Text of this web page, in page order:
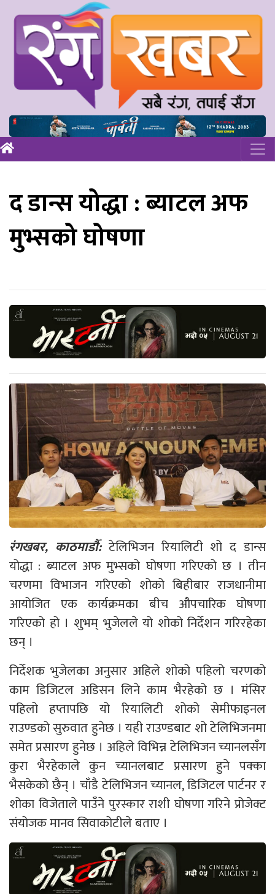
द डान्स योद्धा : ब्याटल अफ
मुभ्सको घोषणा
रंगखबर, काठमाडौँ: टेलिभिजन रियालिटी शो द डान्स
योद्धा : ब्याटल अफ मुभ्सको घोषणा गरिएको छ । तीन
चरणमा विभाजन गरिएको शोको बिहीबार राजधानीमा
आयोजित एक कार्यक्रमका बीच औपचारिक घोषणा
गरिएको हो । शुभम् भुजेलले यो शोको निर्देशन गरिरहेका
छन् ।
निर्देशक भुजेलका अनुसार अहिले शोको पहिलो चरणको
काम डिजिटल अडिसन लिने काम भैरहेको छ । मंसिर
पहिलो हप्तापछि यो रियालिटी शोको सेमीफाइनल
राउण्डको सुरुवात हुनेछ । यही राउण्डबाट शो टेलिभिजनमा
समेत प्रसारण हुनेछ । अहिले विभिन्न टेलिभिजन च्यानलसँग
कुरा भैरहेकाले कुन च्यानलबाट प्रसारण हुने पक्का
भैसकेको छैन् । चाँडै टेलिभिजन च्यानल, डिजिटल पार्टनर र
शोका विजेताले पाउँने पुरस्कार राशी घोषणा गरिने प्रोजेक्ट
संयोजक मानव सिवाकोटीले बताए ।